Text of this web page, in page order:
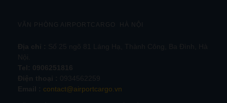
VĂN PHÒNG AIRPORTCARGO HÀ NỘI
contact@airportcargo.vn